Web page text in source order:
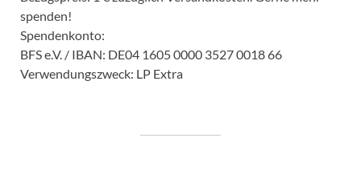
spenden!
Spendenkonto:
BFS e.V. / IBAN: DE04 1605 0000 3527 0018 66
Verwendungszweck: LP Extra